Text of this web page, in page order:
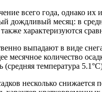
всего года, однако
дождливый месяц: в
характеризуются
выпадают в виде
месячное количество
температура
несколько